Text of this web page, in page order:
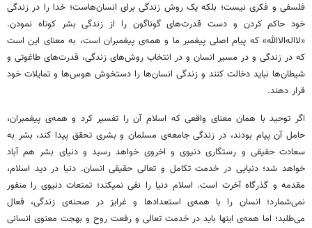
فلسفی و فکری نیست؛ بلکه یک روش زندگی برای انسان‌هاست؛ خدا را در زندگی
خود حاکم کردن و دست قدرت‌های گوناگون را از زندگی بشر کوتاه نمودن.
«لااله‌الاالله» که پیام اصلی پیغمبر ما و همه‌ی پیغمبران است، به معنای این است
که در زندگی و در مسیر انسان و در انتخاب روش‌های زندگی، قدرت‌های طاغوتی و
شیطان‌ها نباید دخالت کنند و زندگی انسان‌ها را دستخوش هوس‌ها و تمایلات خود
قرار دهند.
اگر توحید با همان معنای واقعی که اسلام آن را تفسیر کرد و همه‌ی پیغمبران،
حامل آن پیام بودند، در زندگی جامعه‌ی مسلمان و بشری تحقق پیدا کند، بشر به
سعادت حقیقی و رستگاری دنیوی و اخروی خواهد رسید و دنیای بشر هم آباد
خواهد شد؛ دنیایی در خدمت تکامل و تعالی حقیقی انسان. دنیا در دید اسلام،
مقدمه و گذرگاه آخرت است. اسلام دنیا را نفی نمیکند؛ تمتعات دنیوی را منفور
نمی‌شمارد؛ انسان را با همه‌ی استعدادها و غرایز در صحنه‌ی زندگی، فعال
می‌طلبد؛ اما همه‌ی اینها باید در خدمت تعالی و رفعت روح و بهجت معنوی انسانی